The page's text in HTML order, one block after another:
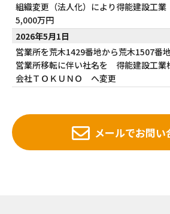
組織変更（法人化）により得能建設工業
5,000万円
2026年5月1日
営業所を荒木1429番地から荒木1507番
営業所移転に伴い社名を 得能建設工
会社ＴＯＫＵＮＯ へ変更
メールでお問い